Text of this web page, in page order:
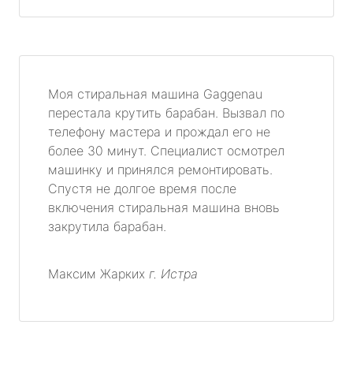
Моя стиральная машина Gaggenau
перестала крутить барабан. Вызвал по
телефону мастера и прождал его не
более 30 минут. Специалист осмотрел
машинку и принялся ремонтировать.
Спустя не долгое время после
включения стиральная машина вновь
закрутила барабан.
Максим Жарких г. Истра